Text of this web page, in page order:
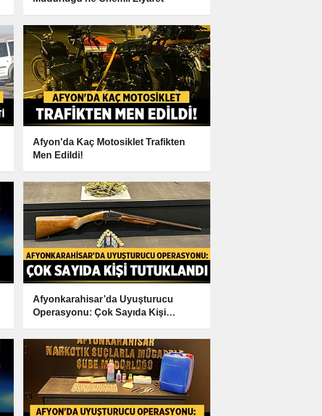
Afyon'da Kaç Motosiklet Trafikten
Men Edildi!
Afyonkarahisar’da Uyuşturucu
Operasyonu: Çok Sayıda Kişi